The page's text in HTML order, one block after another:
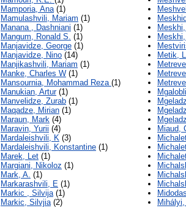
Mamporia, Ana(1)
Mamulashvili, Mariam (1)
Manana , Dashniani (1)
Mangum, Ronald S. (1)
Manjavidze, George (1)
Manjavidze, Nino (14)
Manjikashvili, Mariam (1)
Manke, Charles W (1)
Mansournia, Mohammad Reza (1)
Manukian, Artur(1)
Manvelidze, Zurab (1)
Maqadze, Mirian (1)
Maraun, Mark (4)
Maravin, Yurii (4)
Mardaleishvili, K (3)
Mardaleishvili, Konstantine (1)
Marek, Let (1)
Margiani, Nikoloz (1)
Mark, A. (1)
Markarashvili, E (1)
Markic , Silvija(1)
Markic, Silvjia(2)
Metik,
Miaud,